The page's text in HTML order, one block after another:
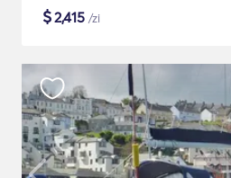
$2,415 /zi